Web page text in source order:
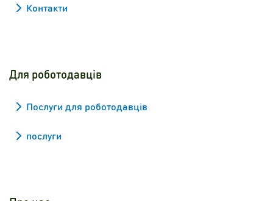
Контакти
Для роботодавців
Послуги для роботодавців
послуги